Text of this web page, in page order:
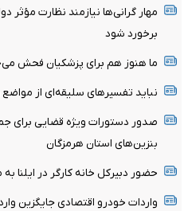
مهار گرانی‌ها نیازمند نظارت مؤثر
برخورد شود
ما هنوز هم برای پزشکیان فحش
نباید تفسیرهای سلیقه‌ای از
صدور دستورات ویژه قضایی
بنزین‌های استان هرمزگان
حضور دبیرکل خانه کارگر در ایلنا
واردات خودرو اقتصادی جایگزین